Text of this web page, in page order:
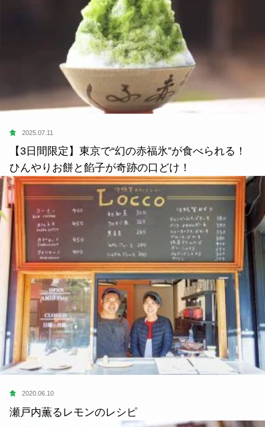
食 2025.07.11
【3日間限定】東京で“幻の赤福氷”が食べられる！
ひんやりお餅と餡子が奇跡の口どけ！
食 2020.06.10
瀬戸内薫るレモンのレシピ